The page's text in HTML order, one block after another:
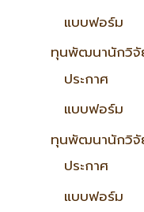
แบบฟอร์ม
ทุนพัฒนานักวิจั
ประกาศ
แบบฟอร์ม
ทุนพัฒนานักวิจั
ประกาศ
แบบฟอร์ม